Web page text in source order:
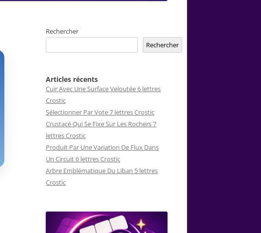
Rechercher
Rechercher
Articles récents
Cuir Avec Une Surface Veloutée 6 lettres
Crostic
Sélectionner Par Vote 7 lettres Crostic
Crustacé Qui Se Fixe Sur Les Rochers 7
lettres Crostic
Produit Par Une Variation De Flux Dans
Un Circuit 6 lettres Crostic
Arbre Emblématique Du Liban 5 lettres
Crostic